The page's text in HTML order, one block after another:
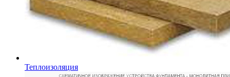
Теплоизоляция